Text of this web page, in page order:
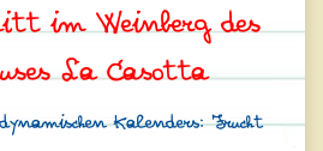
im Weinberg des
La Casotta
Kalenders: Frucht